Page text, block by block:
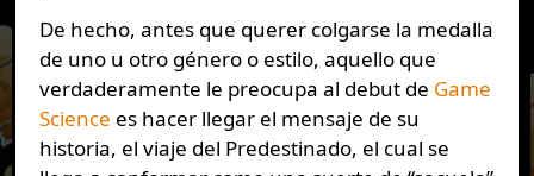
De hecho, antes que querer colgarse la medalla
de uno u otro género o estilo, aquello que
verdaderamente le preocupa al debut de Game
Science es hacer llegar el mensaje de su
historia, el viaje del Predestinado, el cual se